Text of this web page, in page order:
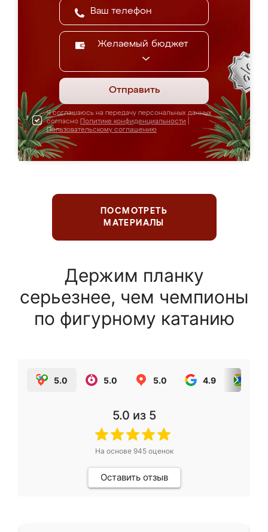
Желаемый бюджет
Отправить
Я соглашаюсь на передачу персональных данных
согласно Политике конфиденциальности
Пользовательскому соглашению
ПОСМОТРЕТЬ
МАТЕРИАЛЫ
Держим планку
серьезнее, чем чемпионы
по фигурному катанию
5.0 5.0 5.0 4.9
5.0 из 5
На основе 945оценок
Оставить отзыв